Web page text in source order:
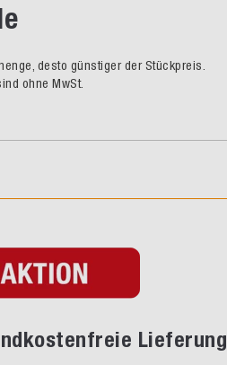
desto günstiger der Stückpreis.
ohne MwSt.
Lieferung